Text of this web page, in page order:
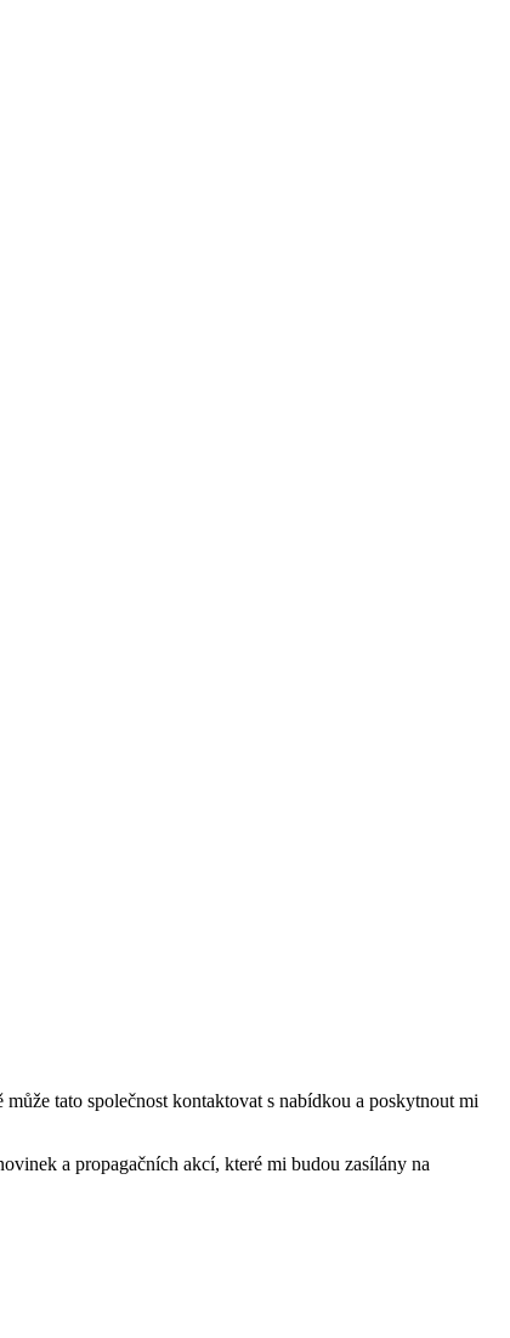
tato společnost kontaktovat s nabídkou a poskytnout mi
a propagačních akcí, které mi budou zasílány na